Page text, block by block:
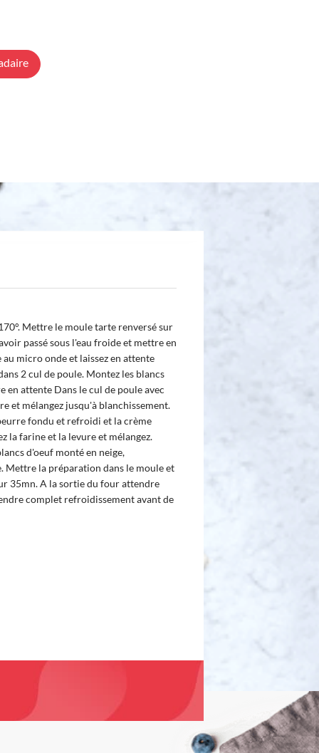
Mettre le moule tarte renversé sur
passé sous l'eau froide et mettre en
micro onde et laissez en attente
2 cul de poule. Montez les blancs
en attente Dans le cul de poule avec
et mélangez jusqu'à blanchissement.
fondu et refroidi et la crème
la farine et la levure et mélangez.
d'oeuf monté en neige,
Mettre la préparation dans le moule et
35mn. A la sortie du four attendre
complet refroidissement avant de